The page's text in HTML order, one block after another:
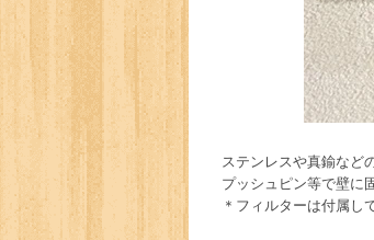
ステンレスや真鍮など
プッシュピン等で壁に
＊フィルターは付属し